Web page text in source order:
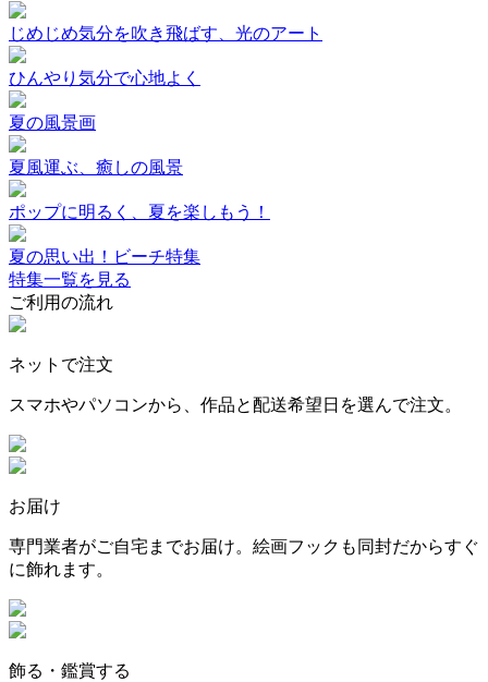
じめじめ気分を吹き飛ばす、光のアート
ひんやり気分で心地よく
夏の風景画
夏風運ぶ、癒しの風景
ポップに明るく、夏を楽しもう！
夏の思い出！ビーチ特集
特集一覧を見る
ご利用の流れ
ネットで注文
スマホやパソコンから、作品と配送希望日を選んで注文。
お届け
専門業者がご自宅までお届け。絵画フックも同封だからすぐ
に飾れます。
飾る・鑑賞する